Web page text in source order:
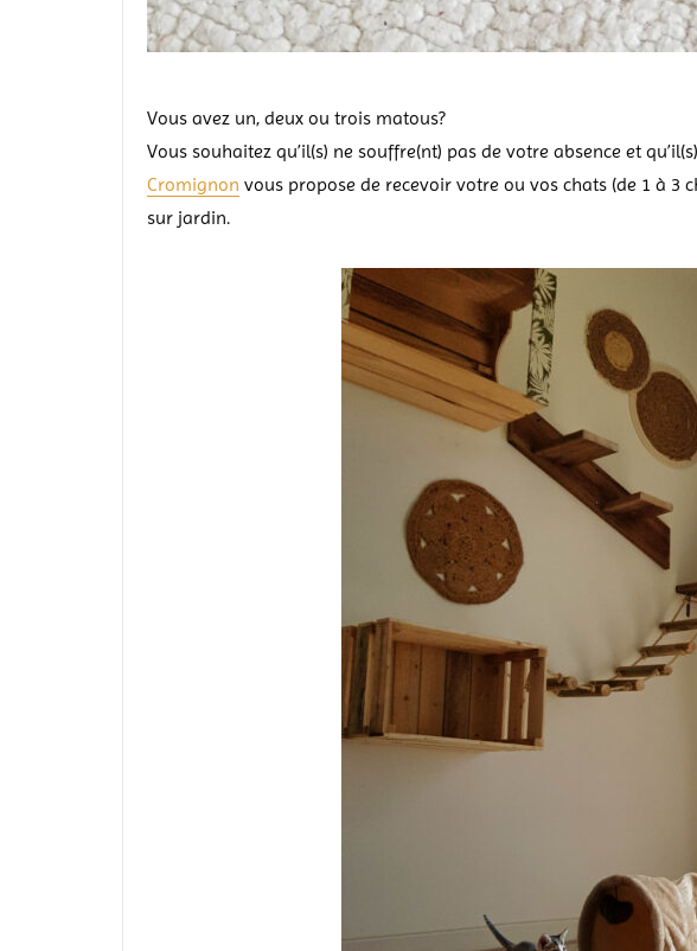
Vous avez un, deux ou trois matous?
Vous souhaitez qu’il(s) ne souffre(nt) pas de votre absence et
Cromignon vous propose de recevoir votre ou vos chats (de 1 à 3
sur jardin.